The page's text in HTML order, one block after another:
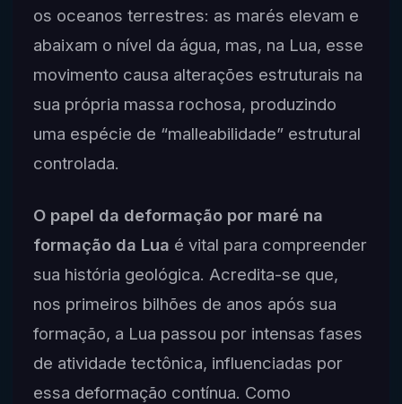
os oceanos terrestres: as marés elevam e
abaixam o nível da água, mas, na Lua, esse
movimento causa alterações estruturais na
sua própria massa rochosa, produzindo
uma espécie de “malleabilidade” estrutural
controlada.
O papel da deformação por maré na
formação da Lua é vital para compreender
sua história geológica. Acredita-se que,
nos primeiros bilhões de anos após sua
formação, a Lua passou por intensas fases
de atividade tectônica, influenciadas por
essa deformação contínua. Como